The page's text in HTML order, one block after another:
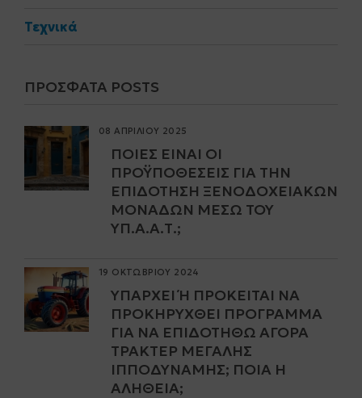
Τεχνικά
ΠΡΌΣΦΑΤΑ POSTS
08 ΑΠΡΙΛΙΟΥ 2025
ΠΟΙΕΣ ΕΊΝΑΙ ΟΙ
ΠΡΟΫΠΟΘΈΣΕΙΣ ΓΙΑ ΤΗΝ
ΕΠΙΔΌΤΗΣΗ ΞΕΝΟΔΟΧΕΙΑΚΏΝ
ΜΟΝΆΔΩΝ ΜΈΣΩ ΤΟΥ
ΥΠ.Α.Α.Τ.;
19 ΟΚΤΩΒΡΙΟΥ 2024
ΥΠΆΡΧΕΙ Ή ΠΡΌΚΕΙΤΑΙ ΝΑ Π
ΡΟΚΗΡΥΧΘΕΊ ΠΡΌΓΡΑΜΜΑ Γ
ΙΑ ΝΑ ΕΠΙΔΟΤΗΘΏ ΑΓΟΡΆ Τ
ΡΑΚΤΈΡ ΜΕΓΆΛΗΣ Ι
ΠΠΟΔΎΝΑΜΗΣ; ΠΟΙΑ Η Α
ΛΉΘΕΙΑ;